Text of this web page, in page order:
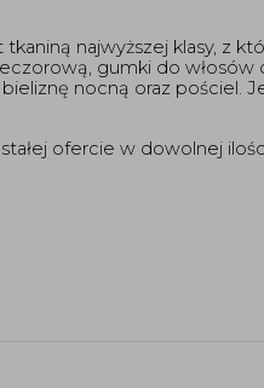
najwyższej klasy, z
gumki do włosów
nocną oraz pościel.
ofercie w dowolnej